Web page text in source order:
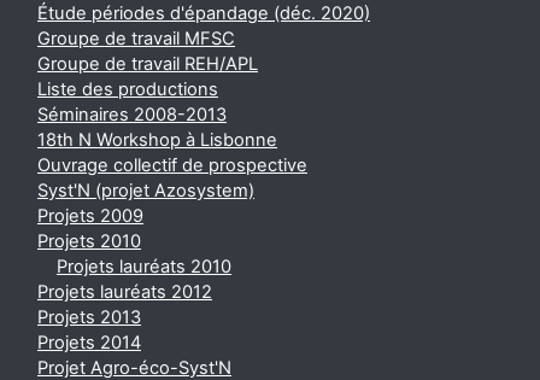
Étude périodes d'épandage (déc. 2020)
Groupe de travail MFSC
Groupe de travail REH/APL
Liste des productions
Séminaires 2008-2013
18th N Workshop à Lisbonne
Ouvrage collectif de prospective
Syst'N (projet Azosystem)
Projets 2009
Projets 2010
Projets lauréats 2010
Projets lauréats 2012
Projets 2013
Projets 2014
Projet Agro-éco-Syst'N